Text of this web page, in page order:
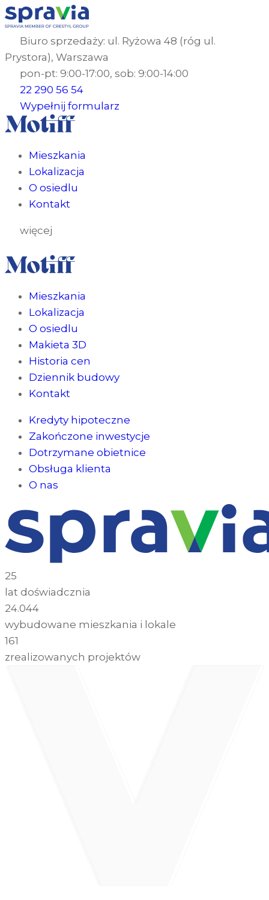
Biuro sprzedaży: ul. Ryżowa 48 (róg ul.
Prystora), Warszawa
pon-pt: 9:00-17:00, sob: 9:00-14:00
22 290 56 54
Wypełnij formularz
Mieszkania
Lokalizacja
O osiedlu
Kontakt
więcej
Mieszkania
Lokalizacja
O osiedlu
Makieta 3D
Historia cen
Dziennik budowy
Kontakt
Kredyty hipoteczne
Zakończone inwestycje
Dotrzymane obietnice
Obsługa klienta
O nas
25
lat doświadcznia
24.044
wybudowane mieszkania i lokale
161
zrealizowanych projektów